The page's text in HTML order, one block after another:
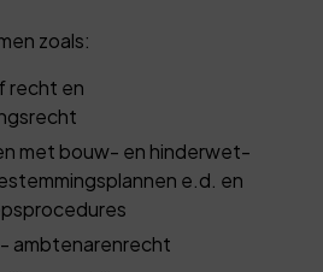
zoals:
recht en
met bouw- en hinderwet-
e.d. en
ambtenarenrecht